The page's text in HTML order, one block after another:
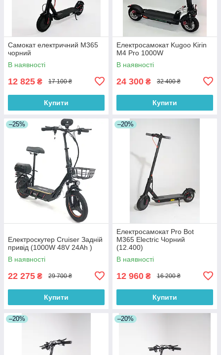
Самокат електричний M365
чорний
В наявності
12 825 ₴ 17 100 ₴
Купити
Електросамокат Kugoo Kirin
M4 Pro 1000W
В наявності
24 300 ₴ 32 400 ₴
Купити
–25%
Електроскутер Cruiser Задній
привід (1000W 48V 24Ah )
В наявності
22 275 ₴ 29 700 ₴
Купити
–20%
Електросамокат Pro Bot
M365 Electric Чорний
(12.400)
В наявності
12 960 ₴ 16 200 ₴
Купити
–20% –20%